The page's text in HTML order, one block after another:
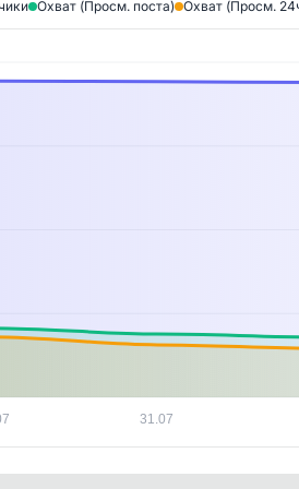
Охват (Просм. поста) Охват (Просм.
31.07